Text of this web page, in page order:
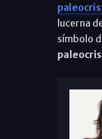
lucerna
símbolo